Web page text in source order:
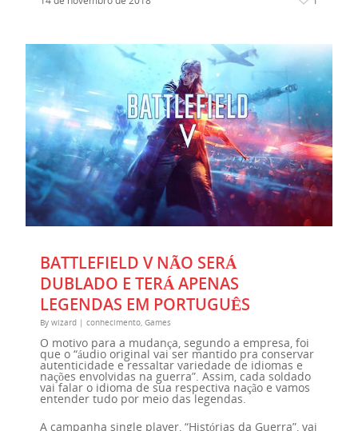
BATTLEFIELD V NÃO SERÁ
DUBLADO E TERÁ APENAS
LEGENDAS EM PORTUGUÊS
By wizard | conhecimento Games
O motivo para a mudança, segundo a empresa, foi
que o “áudio original vai ser mantido pra conservar
autenticidade e ressaltar variedade de idiomas e
nações envolvidas na guerra”. Assim, cada soldado
vai falar o idioma de sua respectiva nação e vamos
entender tudo por meio das legendas.
A campanha single player, “Histórias da Guerra”, vai